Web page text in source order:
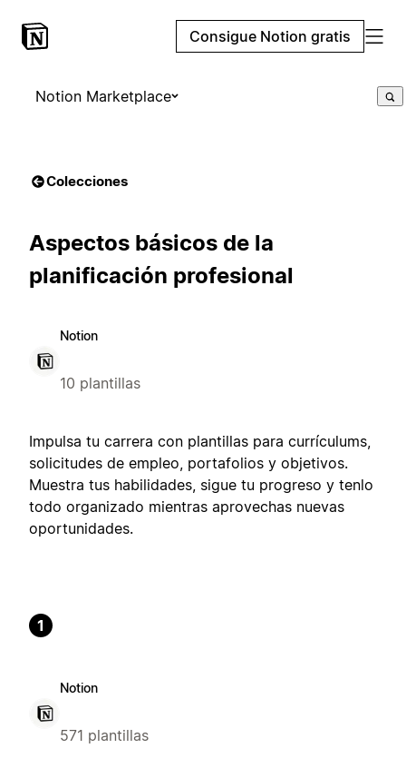
Consigue Notion gratis
Notion Marketplace
Colecciones
Aspectos básicos de la
planificación profesional
Notion
10 plantillas
Impulsa tu carrera con plantillas para currículums,
solicitudes de empleo, portafolios y objetivos.
Muestra tus habilidades, sigue tu progreso y tenlo
todo organizado mientras aprovechas nuevas
oportunidades.
1
Notion
571 plantillas